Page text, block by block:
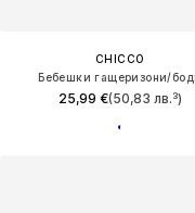
CHICCO
Бебешки гащеризони/
25,99 €(50,83 лв.³)